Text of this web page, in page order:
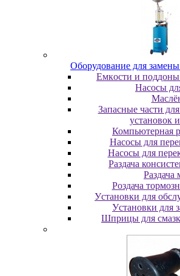
Oбopудoвaниe для
Eмкocти и пoддoны
Hacocы
Запасные части
установок
Компьютерная
Насосы для
Насосы для
Раздача
Раздача
Роздача
Уcтaнoвки для
Уcтaнoвки для
Шпpицы для